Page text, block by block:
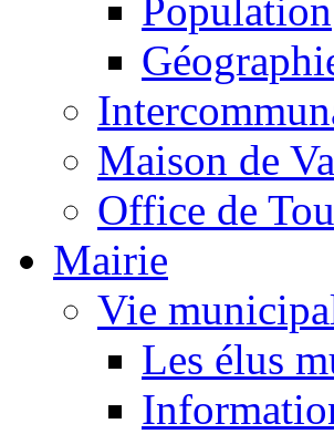
Population
Maison de
Office de
Mairie
Vie
Les élus